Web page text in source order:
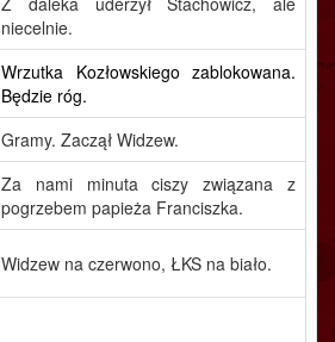
niecelnie.
Wrzutka Kozłowskiego zablokowana.
Będzie róg.
Gramy. Zaczął Widzew.
Za nami minuta ciszy związana z
pogrzebem papieża Franciszka.
Widzew na czerwono, ŁKS na biało.